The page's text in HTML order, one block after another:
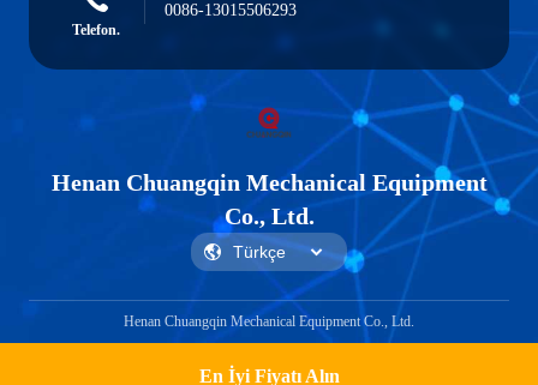
En İyi Fiyatı Alın
Telefon.
0086-13015506293
Henan Chuangqin Mechanical Equipment
Co., Ltd.
Henan Chuangqin Mechanical Equipment Co., Ltd.
Get a Quote